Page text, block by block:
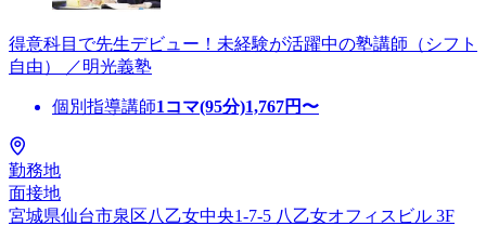
得意科目で先生デビュー！未経験が活躍中の塾講師（シフト
自由） ／明光義塾
個別指導講師1コマ(95分)1,767円〜
勤務地
面接地
宮城県仙台市泉区八乙女中央1-7-5 八乙女オフィスビル 3F